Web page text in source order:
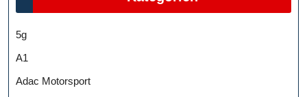
5g
A1
Adac Motorsport